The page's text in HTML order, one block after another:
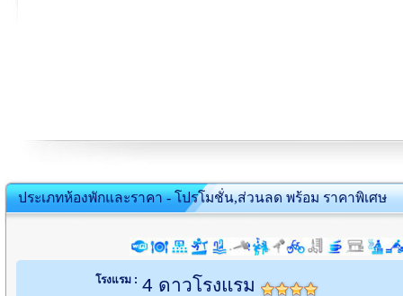
ประเภทห้องพักและราคา - โปรโมชั่น,ส่วนลด พร้อม ราคาพิเศษ
โรงแรม : 4 ดาวโรงแรม